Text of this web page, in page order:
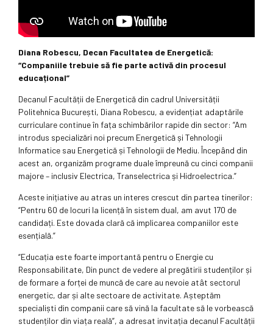
Diana Robescu, Decan Facultatea de Energetică:
“Companiile trebuie să fie parte activă din procesul
educațional”
Decanul Facultății de Energetică din cadrul Universității
Politehnica București, Diana Robescu, a evidențiat adaptările
curriculare continue în fața schimbărilor rapide din sector: “Am
introdus specializări noi precum Energetică și Tehnologii
Informatice sau Energetică și Tehnologii de Mediu. Începând din
acest an, organizăm programe duale împreună cu cinci companii
majore – inclusiv Electrica, Transelectrica și Hidroelectrica.”
Aceste inițiative au atras un interes crescut din partea tinerilor:
“Pentru 60 de locuri la licență în sistem dual, am avut 170 de
candidați. Este dovada clară că implicarea companiilor este
esențială.”
“Educația este foarte importantă pentru o Energie cu
Responsabilitate, Din punct de vedere al pregătirii studenților și
de formare a forței de muncă de care au nevoie atât sectorul
energetic, dar și alte sectoare de activitate. Așteptăm
specialiști din companii care să vină la facultate să le vorbească
studenților din viața reală”, a adresat invitația decanul Facultății